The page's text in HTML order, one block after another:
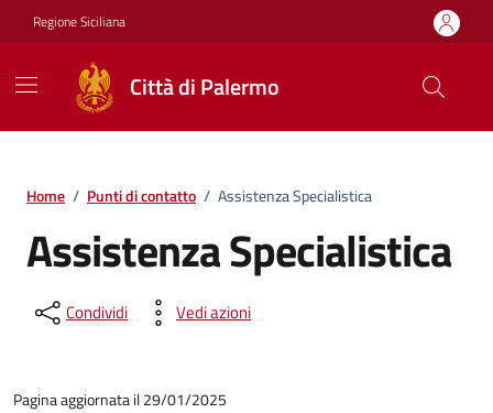
Vai ai contenuti
Vai al footer
Regione Siciliana
Città di Palermo
Home / Punti di contatto / Assistenza Specialistica
Assistenza Specialistica
Condividi Vedi azioni
Pagina aggiornata il 29/01/2025